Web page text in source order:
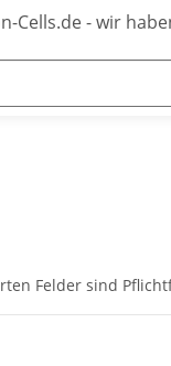
Felder sind